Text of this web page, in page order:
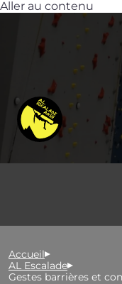
Aller au contenu
Accueil
AL Escalade
Gestes barrières et